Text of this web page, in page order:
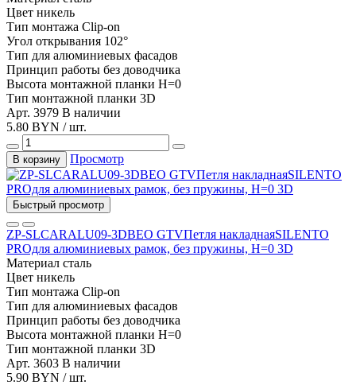
Цвет никель
Тип монтажа Clip-on
Угол открывания 102°
Тип для алюминиевых фасадов
Принцип работы без доводчика
Высота монтажной планки H=0
Тип монтажной планки 3D
Арт. 3979 В наличии
5.80 BYN / шт.
В корзину Просмотр
Быстрый просмотр
ZP-SLCARALU09-3DBEO GTVПетля накладнаяSILENTO
PROдля алюминиевых рамок, без пружины, Н=0 3D
Материал сталь
Цвет никель
Тип монтажа Clip-on
Тип для алюминиевых фасадов
Принцип работы без доводчика
Высота монтажной планки H=0
Тип монтажной планки 3D
Арт. 3603 В наличии
5.90 BYN / шт.